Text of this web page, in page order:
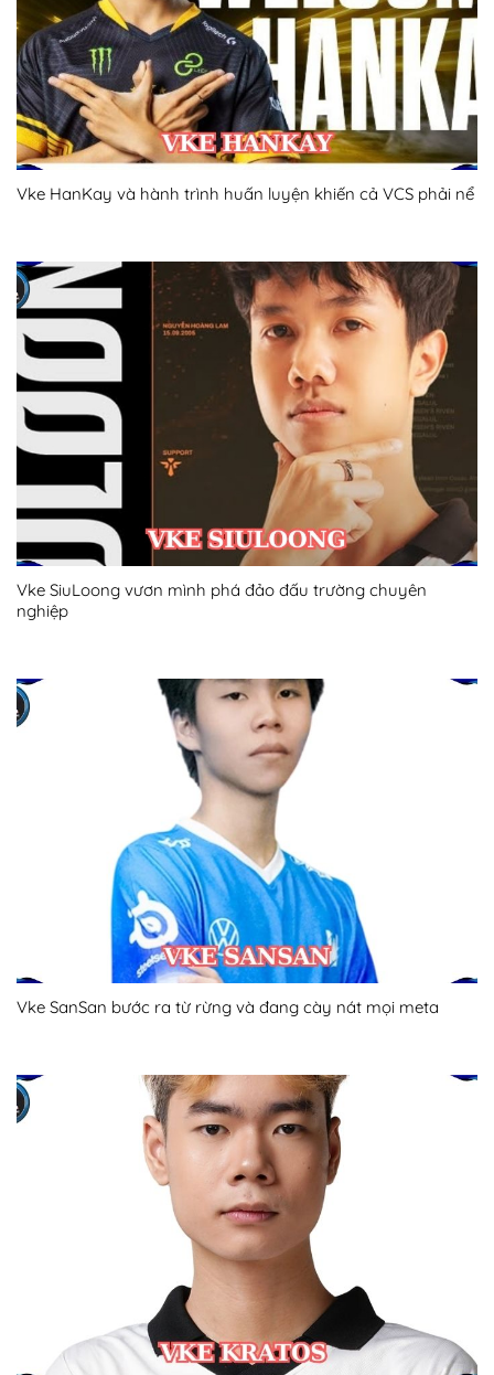
Vke HanKay và hành trình huấn luyện khiến cả VCS phải nể
Vke SiuLoong vươn mình phá đảo đấu trường chuyên
nghiệp
Vke SanSan bước ra từ rừng và đang cày nát mọi meta